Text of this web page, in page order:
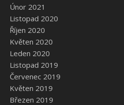
Únor 2021
Listopad 2020
Říjen 2020
Květen 2020
Leden 2020
Listopad 2019
Červenec 2019
Květen 2019
Březen 2019